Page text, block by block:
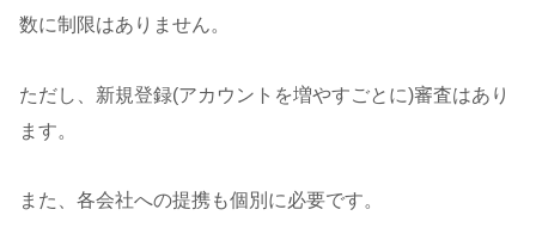
数に制限はありません。
ただし、新規登録(アカウントを増やすごとに)審査はあり
ます。
また、各会社への提携も個別に必要です。